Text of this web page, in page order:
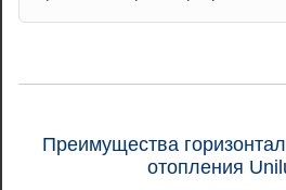
Преимущества
отопления